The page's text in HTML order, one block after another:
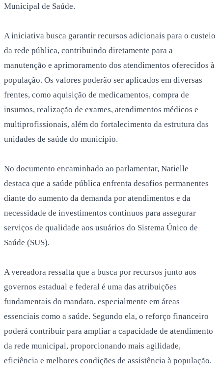
Municipal de Saúde.
A iniciativa busca garantir recursos adicionais para o custeio
da rede pública, contribuindo diretamente para a
manutenção e aprimoramento dos atendimentos oferecidos à
população. Os valores poderão ser aplicados em diversas
frentes, como aquisição de medicamentos, compra de
insumos, realização de exames, atendimentos médicos e
multiprofissionais, além do fortalecimento da estrutura das
unidades de saúde do município.
No documento encaminhado ao parlamentar, Natielle
destaca que a saúde pública enfrenta desafios permanentes
diante do aumento da demanda por atendimentos e da
necessidade de investimentos contínuos para assegurar
serviços de qualidade aos usuários do Sistema Único de
Saúde (SUS).
A vereadora ressalta que a busca por recursos junto aos
governos estadual e federal é uma das atribuições
fundamentais do mandato, especialmente em áreas
essenciais como a saúde. Segundo ela, o reforço financeiro
poderá contribuir para ampliar a capacidade de atendimento
da rede municipal, proporcionando mais agilidade,
eficiência e melhores condições de assistência à população.